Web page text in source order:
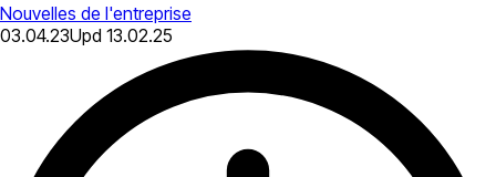
Nouvelles de l'entreprise
03.04.23Upd 13.02.25